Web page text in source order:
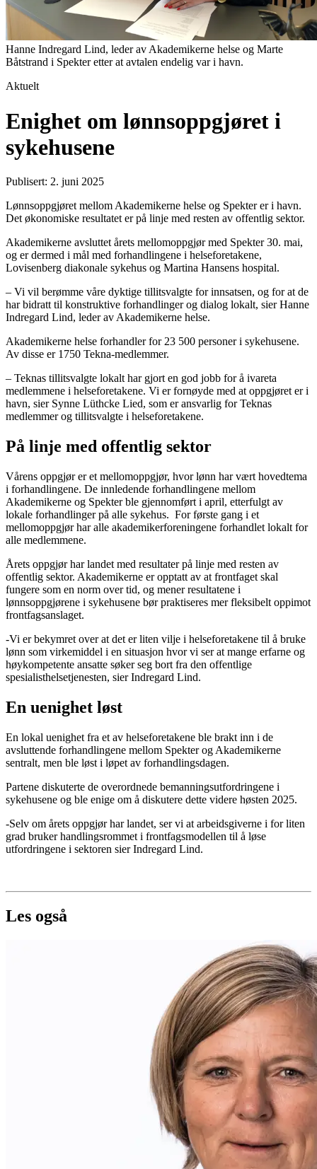
Hanne Indregard Lind, leder av Akademikerne helse og Marte
Båtstrand i Spekter etter at avtalen endelig var i havn.
Aktuelt
Enighet om lønnsoppgjøret i
sykehusene
Publisert: 2. juni 2025
Lønnsoppgjøret mellom Akademikerne helse og Spekter er i havn.
Det økonomiske resultatet er på linje med resten av offentlig sektor.
Akademikerne avsluttet årets mellomoppgjør med Spekter 30. mai,
og er dermed i mål med forhandlingene i helseforetakene,
Lovisenberg diakonale sykehus og Martina Hansens hospital.
– Vi vil berømme våre dyktige tillitsvalgte for innsatsen, og for at de
har bidratt til konstruktive forhandlinger og dialog lokalt, sier Hanne
Indregard Lind, leder av Akademikerne helse.
Akademikerne helse forhandler for 23 500 personer i sykehusene.
Av disse er 1750 Tekna-medlemmer.
– Teknas tillitsvalgte lokalt har gjort en god jobb for å ivareta
medlemmene i helseforetakene. Vi er fornøyde med at oppgjøret er i
havn, sier Synne Lüthcke Lied, som er ansvarlig for Teknas
medlemmer og tillitsvalgte i helseforetakene.
På linje med offentlig sektor
Vårens oppgjør er et mellomoppgjør, hvor lønn har vært hovedtema
i forhandlingene. De innledende forhandlingene mellom
Akademikerne og Spekter ble gjennomført i april, etterfulgt av
lokale forhandlinger på alle sykehus. For første gang i et
mellomoppgjør har alle akademikerforeningene forhandlet lokalt for
alle medlemmene.
Årets oppgjør har landet med resultater på linje med resten av
offentlig sektor. Akademikerne er opptatt av at frontfaget skal
fungere som en norm over tid, og mener resultatene i
lønnsoppgjørene i sykehusene bør praktiseres mer fleksibelt oppimot
frontfagsanslaget.
-Vi er bekymret over at det er liten vilje i helseforetakene til å bruke
lønn som virkemiddel i en situasjon hvor vi ser at mange erfarne og
høykompetente ansatte søker seg bort fra den offentlige
spesialisthelsetjenesten, sier Indregard Lind.
En uenighet løst
En lokal uenighet fra et av helseforetakene ble brakt inn i de
avsluttende forhandlingene mellom Spekter og Akademikerne
sentralt, men ble løst i løpet av forhandlingsdagen.
Partene diskuterte de overordnede bemanningsutfordringene i
sykehusene og ble enige om å diskutere dette videre høsten 2025.
-Selv om årets oppgjør har landet, ser vi at arbeidsgiverne i for liten
grad bruker handlingsrommet i frontfagsmodellen til å løse
utfordringene i sektoren sier Indregard Lind.
Les også